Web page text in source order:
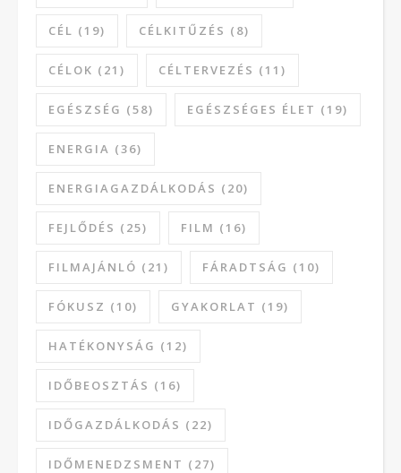
CÉL (19) CÉLKITŰZÉS (8)
CÉLOK (21) CÉLTERVEZÉS (11)
EGÉSZSÉG (58) EGÉSZSÉGES ÉLET (19)
ENERGIA (36)
ENERGIAGAZDÁLKODÁS (20)
FEJLŐDÉS (25) FILM (16)
FILMAJÁNLÓ (21) FÁRADTSÁG (10)
FÓKUSZ (10) GYAKORLAT (19)
HATÉKONYSÁG (12)
IDŐBEOSZTÁS (16)
IDŐGAZDÁLKODÁS (22)
IDŐMENEDZSMENT (27)